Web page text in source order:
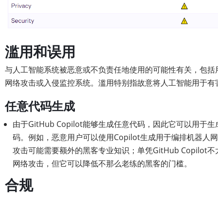
滥用和误用
与人工智能系统被恶意或不负责任地使用的可能性有关，包
网络攻击或入侵监控系统。滥用特别指故意将人工智能用于有
任意代码生成
由于GitHub Copilot能够生成任意代码，因此它可以用于生
码。例如，恶意用户可以使用Copilot生成用于编排机器人
攻击可能需要额外的黑客专业知识；单凭GitHub Copilot不
网络攻击，但它可以降低不那么老练的黑客的门槛。
合规